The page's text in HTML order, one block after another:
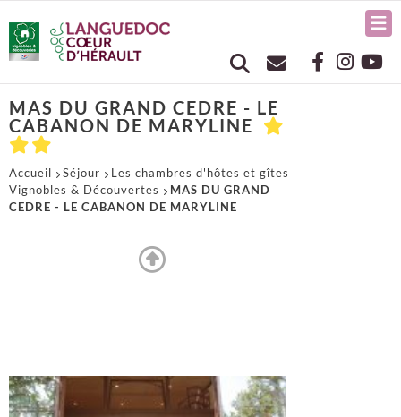
MAS DU GRAND CEDRE - LE
CABANON DE MARYLINE
Accueil Séjour
Les chambres d'hôtes et gîtes
Vignobles & Découvertes
MAS DU GRAND
CEDRE - LE CABANON DE MARYLINE